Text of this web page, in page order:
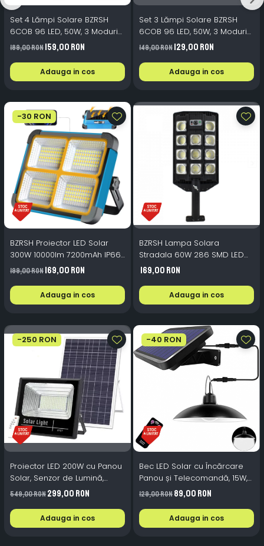
Set 4 Lămpi Solare BZRSH
6COB 96 LED, 50W, 3 Moduri
Iluminare, Senzor Mișcare,
Telecomandă, Rezistent la
Apă
189,00 RON159,00 RON
Adauga in cos
Set 3 Lămpi Solare BZRSH
6COB 96 LED, 50W, 3 Moduri
Iluminare, Senzor Mișcare,
Telecomandă, Rezistent la
Apă IP65
149,00 RON129,00 RON
Adauga in cos
-30 RON
BZRSH Proiector LED Solar
300W 10000lm 7200mAh IP66
288LED Portabil USB
199,00 RON169,00 RON
Adauga in cos
BZRSH Lampa Solara
Stradala 60W 286 SMD LED
6500K Senzor Miscare
Telecomanda
169,00 RON
Adauga in cos
-250 RON
Proiector LED 200W cu Panou
Solar, Senzor de Lumină,
Telecomandă, Autonomie
Mare, Protecție IP67, Iluminat
Exterior
549,00 RON299,00 RON
Adauga in cos
-40 RON
Bec LED Solar cu Încărcare
Panou și Telecomandă, 15W,
Exterior Camping, Acumulator
Inclus, Lumină Albă 6000K
129,00 RON89,00 RON
Adauga in cos